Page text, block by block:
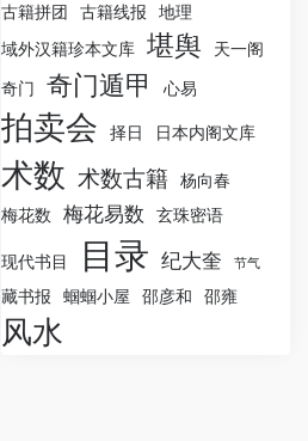
古籍拼团
古籍线报
地理
域外汉籍珍本文库 堪舆
天一阁
奇门
奇门遁甲 心易
拍卖会 择日 日本内阁文库
术数 术数古籍
杨向春
梅花数
梅花易数 玄珠密语
现代书目 目录 纪大奎 节气
藏书报 蝈蝈小屋 邵彦和 邵雍
风水